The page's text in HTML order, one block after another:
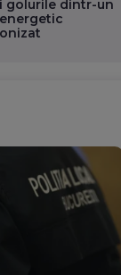
golurile dintr-un